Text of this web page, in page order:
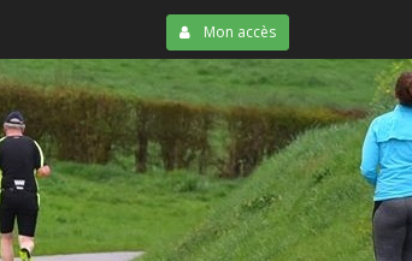
Mon accès